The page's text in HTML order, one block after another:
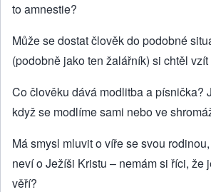
to amnestie?
Může se dostat člověk do podobné
(podobně jako ten žalářník) si chtěl vzít
Co člověku dává modlitba a písnička?
když se modlíme sami nebo ve
Má smysl mluvit o víře se svou
neví o Ježíši Kristu – nemám si říci, že
věří?